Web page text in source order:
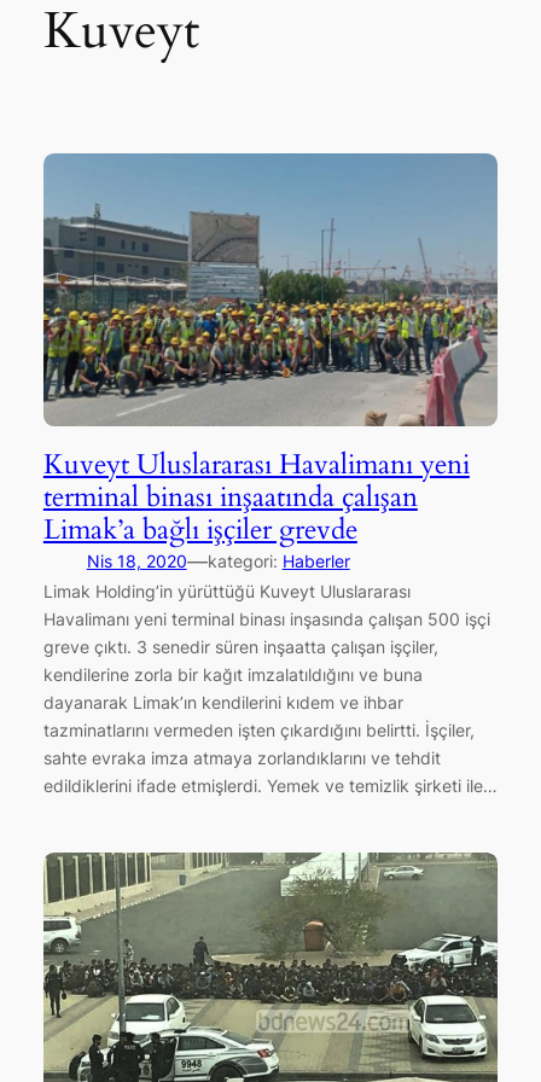
Kuveyt
Kuveyt Uluslararası Havalimanı yeni
terminal binası inşaatında çalışan
Limak’a bağlı işçiler grevde
Nis 18, 2020—kategori: Haberler
Limak Holding’in yürüttüğü Kuveyt Uluslararası
Havalimanı yeni terminal binası inşasında çalışan 500 işçi
greve çıktı. 3 senedir süren inşaatta çalışan işçiler,
kendilerine zorla bir kağıt imzalatıldığını ve buna
dayanarak Limak’ın kendilerini kıdem ve ihbar
tazminatlarını vermeden işten çıkardığını belirtti. İşçiler,
sahte evraka imza atmaya zorlandıklarını ve tehdit
edildiklerini ifade etmişlerdi. Yemek ve temizlik şirketi ile…